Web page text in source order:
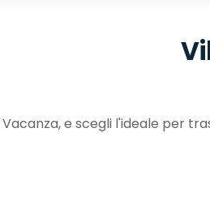
Vacanza, e scegli l'ideale per